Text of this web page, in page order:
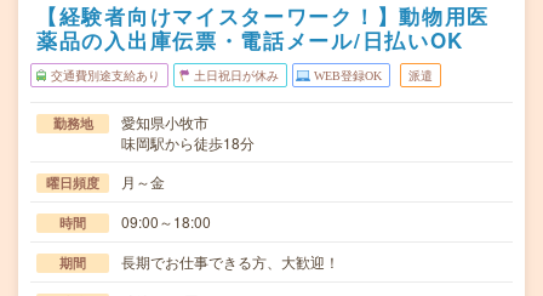
【経験者向けマイスターワーク！】動物用医
薬品の入出庫伝票・電話メール/日払いOK
交通費別途支給あり 土日祝日が休み WEB登録OK 派遣
勤務地
愛知県小牧市
味岡駅から徒歩18分
曜日頻度 月～金
時間 09:00～18:00
期間 長期でお仕事できる方、大歓迎！